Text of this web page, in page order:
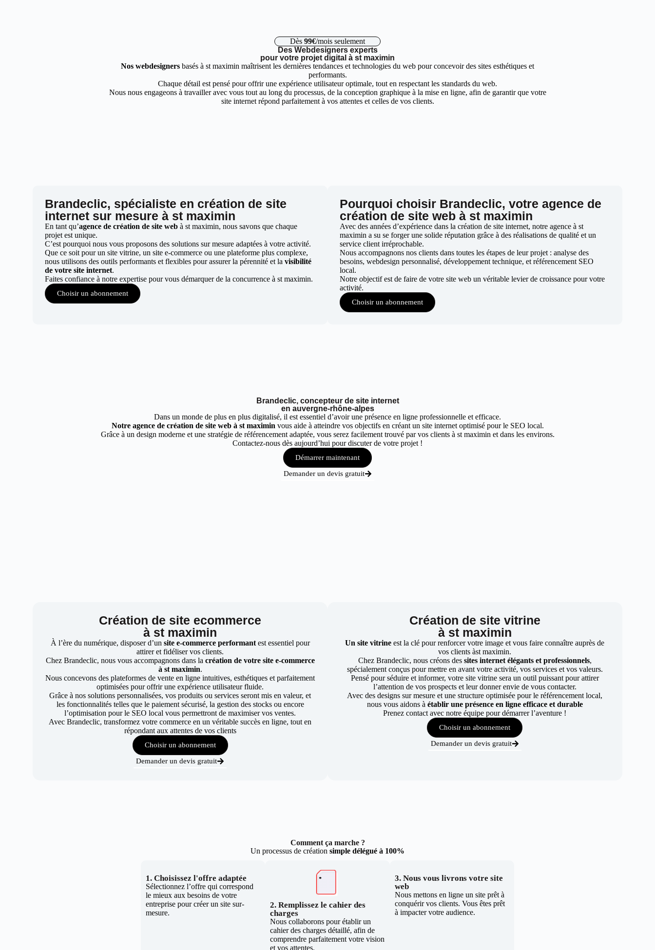
Dès 99€/mois seulement
Des Webdesigners experts
pour votre projet digital à st maximin
Nos webdesigners basés à st maximin maîtrisent les dernières tendances et technologies du web pour concevoir des sites esthétiques et
performants.
Chaque détail est pensé pour offrir une expérience utilisateur optimale, tout en respectant les standards du web.
Nous nous engageons à travailler avec vous tout au long du processus, de la conception graphique à la mise en ligne, afin de garantir que votre
site internet répond parfaitement à vos attentes et celles de vos clients.
Brandeclic, spécialiste en création de site
internet sur mesure à st maximin
En tant qu’agence de création de site web à st maximin, nous savons que chaque
projet est unique.
C’est pourquoi nous vous proposons des solutions sur mesure adaptées à votre activité.
Que ce soit pour un site vitrine, un site e-commerce ou une plateforme plus complexe,
nous utilisons des outils performants et flexibles pour assurer la pérennité et lavisibilité
de votre site internet.
Faites confiance à notre expertise pour vous démarquer de la concurrence à st maximin.
Choisir un abonnement
Pourquoi choisir Brandeclic, votre agence de
création de site web à st maximin
Avec des années d’expérience dans la création de site internet, notre agence à st
maximin a su se forger une solide réputation grâce à des réalisations de qualité et un
service client irréprochable.
Nous accompagnons nos clients dans toutes les étapes de leur projet : analyse des
besoins, webdesign personnalisé, développement technique, et référencement SEO
local.
Notre objectif est de faire de votre site web un véritable levier de croissance pour votre
activité.
Choisir un abonnement
Brandeclic, concepteur de site internet
en auvergne-rhône-alpes
Dans un monde de plus en plus digitalisé, il est essentiel d’avoir une présence en ligne professionnelle et efficace.
Notre agence de création de site web à st maximin vous aide à atteindre vos objectifs en créant un site internet optimisé pour le SEO local.
Grâce à un design moderne et une stratégie de référencement adaptée, vous serez facilement trouvé par vos clients à st maximin et dans les environs.
Contactez-nous dès aujourd’hui pour discuter de votre projet !
Démarrer maintenant
Demander un devis gratuit
Création de site ecommerce
à st maximin
À l’ère du numérique, disposer d’un site e-commerce performant est essentiel pour
attirer et fidéliser vos clients.
Chez Brandeclic, nous vous accompagnons dans la création de votre site e-commerce
à st maximin.
Nous concevons des plateformes de vente en ligne intuitives, esthétiques et parfaitement
optimisées pour offrir une expérience utilisateur fluide.
Grâce à nos solutions personnalisées, vos produits ou services seront mis en valeur, et
les fonctionnalités telles que le paiement sécurisé, la gestion des stocks ou encore
l’optimisation pour le SEO local vous permettront de maximiser vos ventes.
Avec Brandeclic, transformez votre commerce en un véritable succès en ligne, tout en
répondant aux attentes de vos clients
Choisir un abonnement
Demander un devis gratuit
Création de site vitrine
à st maximin
Un site vitrine est la clé pour renforcer votre image et vous faire connaître auprès de
vos clients àst maximin.
Chez Brandeclic, nous créons dessites internet élégants et professionnels,
spécialement conçus pour mettre en avant votre activité, vos services et vos valeurs.
Pensé pour séduire et informer, votre site vitrine sera un outil puissant pour attirer
l’attention de vos prospects et leur donner envie de vous contacter.
Avec des designs sur mesure et une structure optimisée pour le référencement local,
nous vous aidons à établir une présence en ligne efficace et durable
Prenez contact avec notre équipe pour démarrer l’aventure !
Choisir un abonnement
Demander un devis gratuit
Comment ça marche ?
Un processus de création simple délégué à 100%
1. Choisissez l'offre adaptée
Sélectionnez l’offre qui correspond
le mieux aux besoins de votre
entreprise pour créer un site sur-
mesure.
2. Remplissez le cahier des
charges
Nous collaborons pour établir un
cahier des charges détaillé, afin de
comprendre parfaitement votre vision
et vos attentes.
3. Nous vous livrons votre site
web
Nous mettons en ligne un site prêt à
conquérir vos clients. Vous êtes prêt
à impacter votre audience.